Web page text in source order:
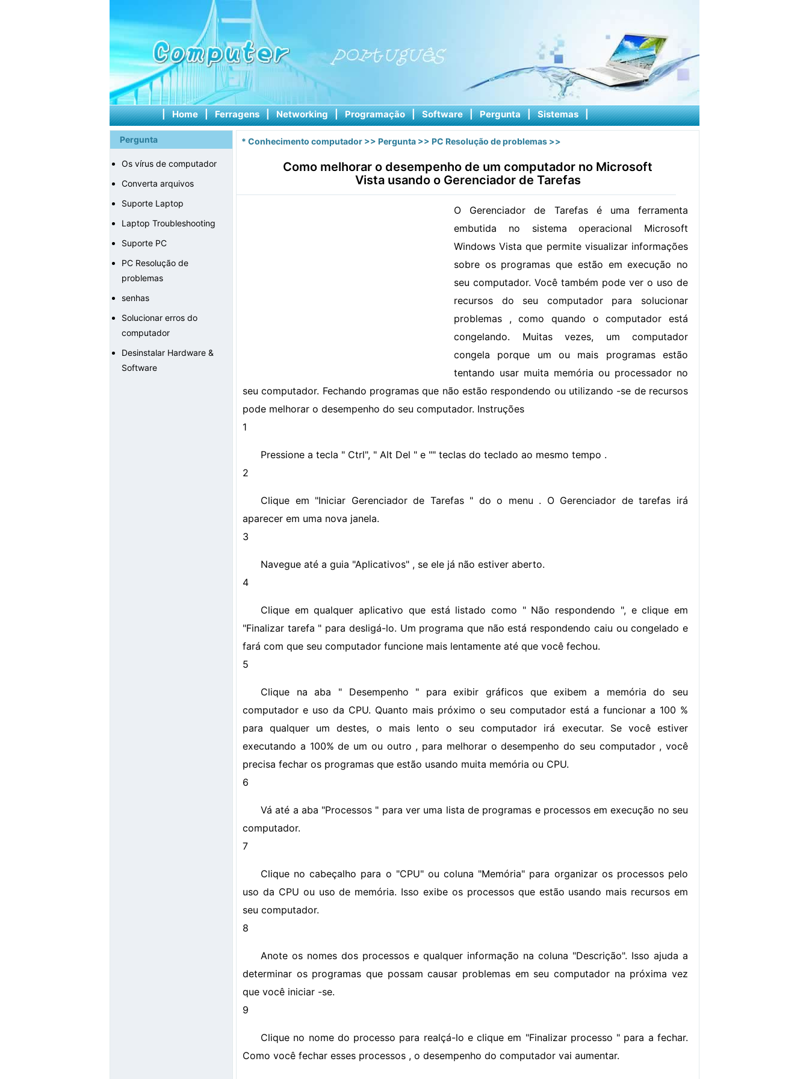
| Home | Ferragens | Networking | Programação | Software | Pergunta | Sistemas |
Pergunta
Os vírus de computador
Converta arquivos
Suporte Laptop
Laptop Troubleshooting
Suporte PC
PC Resolução de
problemas
senhas
Solucionar erros do
computador
Desinstalar Hardware &
Software
* Conhecimento computador >> Pergunta >> PC Resolução de problemas >>
Como melhorar o desempenho de um computador no Microsoft
Vista usando o Gerenciador de Tarefas
O Gerenciador de Tarefas é uma ferramenta
embutida no sistema operacional Microsoft
Windows Vista que permite visualizar informações
sobre os programas que estão em execução no
seu computador. Você também pode ver o uso de
recursos do seu computador para solucionar
problemas , como quando o computador está
congelando. Muitas vezes, um computador
congela porque um ou mais programas estão
tentando usar muita memória ou processador no
seu computador. Fechando programas que não estão respondendo ou utilizando -se de recursos
pode melhorar o desempenho do seu computador. Instruções
1
Pressione a tecla " Ctrl", " Alt Del " e "" teclas do teclado ao mesmo tempo .
2
Clique em "Iniciar Gerenciador de Tarefas " do o menu . O Gerenciador de tarefas irá
aparecer em uma nova janela.
3
Navegue até a guia "Aplicativos" , se ele já não estiver aberto.
4
Clique em qualquer aplicativo que está listado como " Não respondendo ", e clique em
"Finalizar tarefa " para desligá-lo. Um programa que não está respondendo caiu ou congelado e
fará com que seu computador funcione mais lentamente até que você fechou.
5
Clique na aba " Desempenho " para exibir gráficos que exibem a memória do seu
computador e uso da CPU. Quanto mais próximo o seu computador está a funcionar a 100 %
para qualquer um destes, o mais lento o seu computador irá executar. Se você estiver
executando a 100% de um ou outro , para melhorar o desempenho do seu computador , você
precisa fechar os programas que estão usando muita memória ou CPU.
6
Vá até a aba "Processos " para ver uma lista de programas e processos em execução no seu
computador.
7
Clique no cabeçalho para o "CPU" ou coluna "Memória" para organizar os processos pelo
uso da CPU ou uso de memória. Isso exibe os processos que estão usando mais recursos em
seu computador.
8
Anote os nomes dos processos e qualquer informação na coluna "Descrição". Isso ajuda a
determinar os programas que possam causar problemas em seu computador na próxima vez
que você iniciar -se.
9
Clique no nome do processo para realçá-lo e clique em "Finalizar processo " para a fechar.
Como você fechar esses processos , o desempenho do computador vai aumentar.